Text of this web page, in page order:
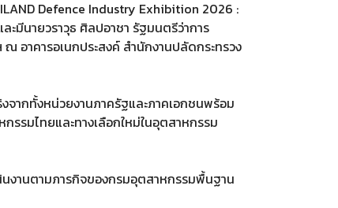
Defence Industry Exhibition 2026 :
มีนายวราวุธ ศิลปอาชา รัฐมนตรีว่าการ
อาคารอเนกประสงค์ สำนักงานปลัดกระทรวง
ากทั้งหน่วยงานภาครัฐและภาคเอกชนพร้อม
รมไทยและทางเลือกใหม่ในอุตสาหกรรม
นงานตามภารกิจของกรมอุตสาหกรรมพื้นฐาน